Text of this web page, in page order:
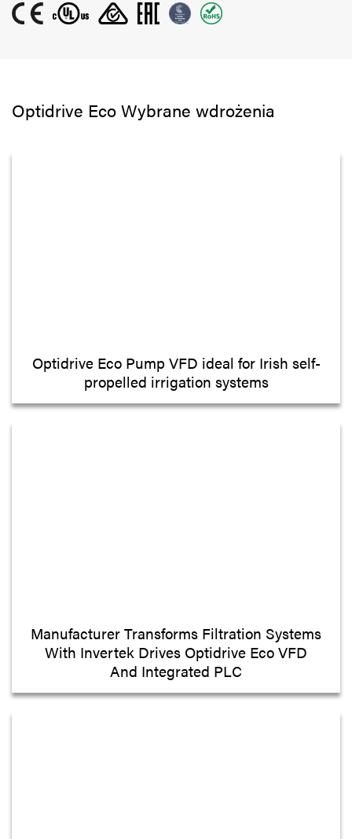
Optidrive Eco Wybrane wdrożenia
Optidrive Eco Pump VFD ideal for Irish self-
propelled irrigation systems
Manufacturer Transforms Filtration Systems
With Invertek Drives Optidrive Eco VFD
And Integrated PLC